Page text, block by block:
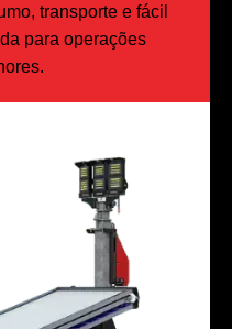
transporte e fácil
para operações